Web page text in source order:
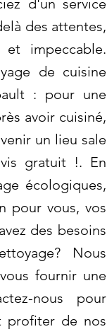
d'un service
des attentes,
impeccable.
de cuisine
: pour une
avoir cuisiné,
un lieu sale
gratuit !. En
écologiques,
pour vous, vos
des besoins
Nous
fournir une
nous pour
profiter de nos